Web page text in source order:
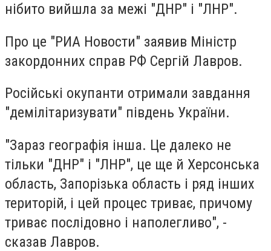
нібито вийшла за межі "ДНР" і "ЛНР".
Про це "РИА Новости" заявив Міністр
закордонних справ РФ Сергій Лавров.
Російські окупанти отримали завдання
"демілітаризувати" південь України.
"Зараз географія інша. Це далеко не
тільки "ДНР" і "ЛНР", це ще й Херсонська
область, Запорізька область і ряд інших
територій, і цей процес триває, причому
триває послідовно і наполегливо", -
сказав Лавров.